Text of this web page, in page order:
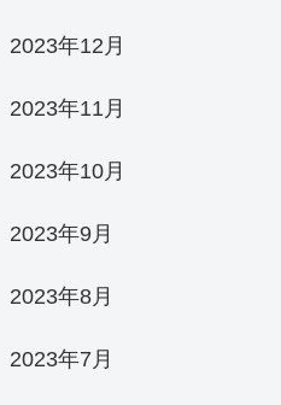
2023年12月
2023年11月
2023年10月
2023年9月
2023年8月
2023年7月